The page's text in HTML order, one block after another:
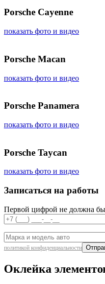
Porsche Cayenne
показать фото и видео
Porsche Macan
показать фото и видео
Porsche Panamera
показать фото и видео
Porsche Taycan
показать фото и видео
Записаться на работы
Первой цифрой не должна
политикой конфиденциальности
Оклейка